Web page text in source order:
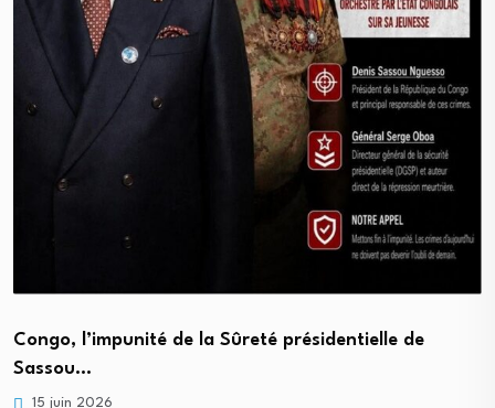
Congo, l’impunité de la Sûreté présidentielle de
Sassou…
15 juin 2026